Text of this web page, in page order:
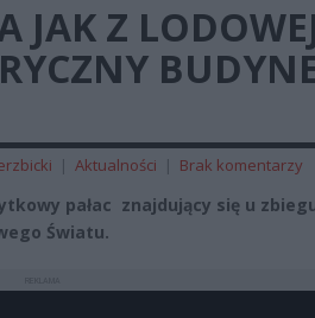
JAK Z
| Aktualności | Brak komentarzy
pałac znajdujący się u
Światu.